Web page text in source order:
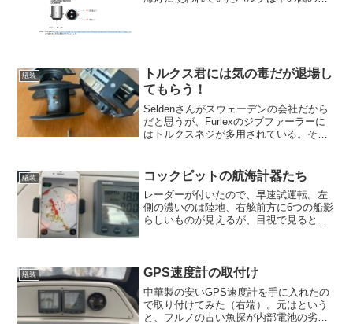
艤装
トルクス君には気の毒だが退場し
てもらう！
Seldenさんがスウェーデンの会社だから
だと思うが、Furlexのジブファーラーに
はトルクスネジが多用されている。それ
レンチを突っ込んで回していた（これが
ちゃんと回る...
艤装 コックピットの航海計器たち
レーダーが付いたので、早速試運転。左
側の濃いのは陸地、右舷前方に6つの船影
らしいものが見えるが、目視で見るとこ
ないのが残念（仕様です...
艤装 GPS速度計の取付け
中華製の安いGPS速度計を手に入れたの
で取り付けてみた（右端）。元はという
と、フルノの古い魚探が内部電池の劣化